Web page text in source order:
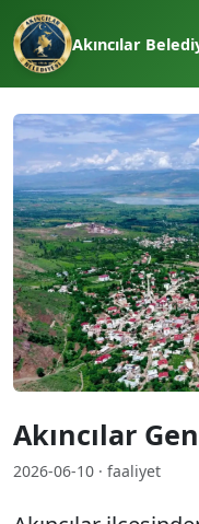
Akıncılar
Akıncılar
2026-06-10 · faaliyet